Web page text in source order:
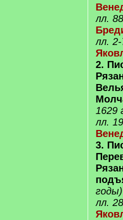
лл.
лл.
2.
1629
лл.
3.
годы)
лл.